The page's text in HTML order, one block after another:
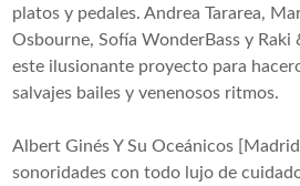
platos y pedales. Andrea Tararea,
Osbourne, Sofía WonderBass y Raki
este ilusionante proyecto para
salvajes bailes y venenosos ritmos.
Albert Ginés Y Su Oceánicos
sonoridades con todo lujo de